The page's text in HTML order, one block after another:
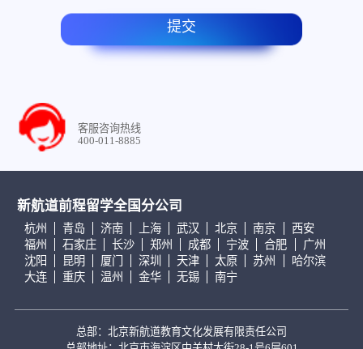
提交
客服咨询热线
400-011-8885
新航道前程留学全国分公司
杭州 青岛 济南 上海 武汉 北京 南京
西安
福州
石家庄 长沙 郑州 成都 宁波 合肥
广州
沈阳
昆明 厦门 深圳 天津 太原 苏州
哈尔滨
大连
重庆 温州 金华 无锡 南宁
总部：北京新航道教育文化发展有限责任公司